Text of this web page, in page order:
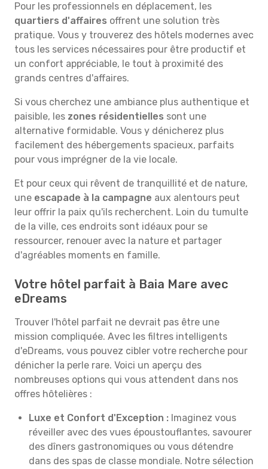
Pour les professionnels en déplacement, les
quartiers d'affaires offrent une solution très
pratique. Vous y trouverez des hôtels modernes avec
tous les services nécessaires pour être productif et
un confort appréciable, le tout à proximité des
grands centres d'affaires.
Si vous cherchez une ambiance plus authentique et
paisible, les zones résidentielles sont une
alternative formidable. Vous y dénicherez plus
facilement des hébergements spacieux, parfaits
pour vous imprégner de la vie locale.
Et pour ceux qui rêvent de tranquillité et de nature,
une escapade à la campagne aux alentours peut
leur offrir la paix qu'ils recherchent. Loin du tumulte
de la ville, ces endroits sont idéaux pour se
ressourcer, renouer avec la nature et partager
d'agréables moments en famille.
Votre hôtel parfait à Baia Mare avec
eDreams
Trouver l'hôtel parfait ne devrait pas être une
mission compliquée. Avec les filtres intelligents
d'eDreams, vous pouvez cibler votre recherche pour
dénicher la perle rare. Voici un aperçu des
nombreuses options qui vous attendent dans nos
offres hôtelières :
Luxe et Confort d'Exception : Imaginez vous
réveiller avec des vues époustouflantes, savourer
des dîners gastronomiques ou vous détendre
dans des spas de classe mondiale. Notre sélection